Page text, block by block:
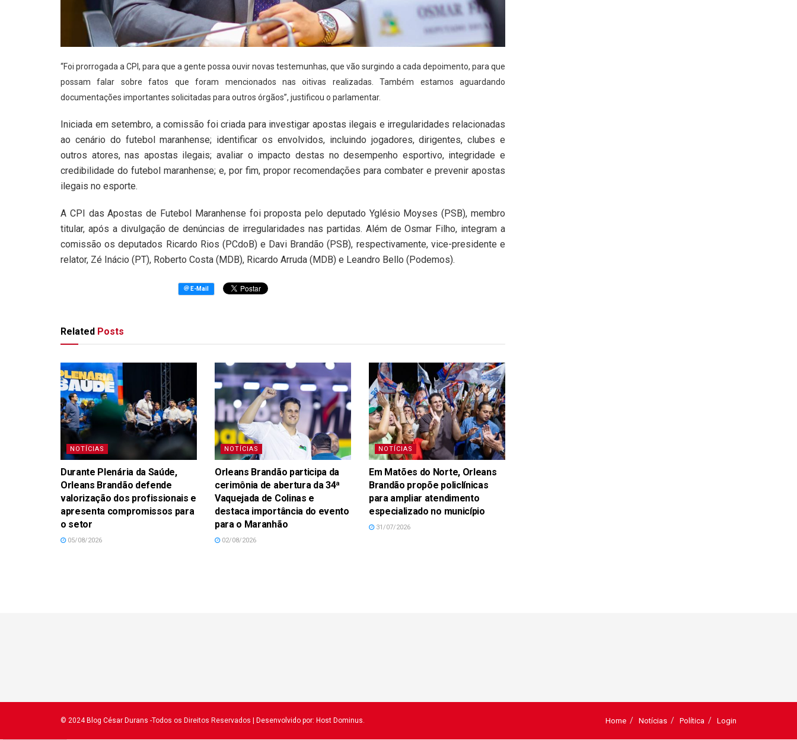
“Foi prorrogada a CPI, para que a gente possa ouvir novas testemunhas, que vão surgindo a cada depoimento, para que
possam falar sobre fatos que foram mencionados nas oitivas realizadas. Também estamos aguardando
documentações importantes solicitadas para outros órgãos”, justificou o parlamentar.
Iniciada em setembro, a comissão foi criada para investigar apostas ilegais e irregularidades relacionadas
ao cenário do futebol maranhense; identificar os envolvidos, incluindo jogadores, dirigentes, clubes e
outros atores, nas apostas ilegais; avaliar o impacto destas no desempenho esportivo, integridade e
credibilidade do futebol maranhense; e, por fim, propor recomendações para combater e prevenir apostas
ilegais no esporte.
A CPI das Apostas de Futebol Maranhense foi proposta pelo deputado Yglésio Moyses (PSB), membro
titular, após a divulgação de denúncias de irregularidades nas partidas. Além de Osmar Filho, integram a
comissão os deputados Ricardo Rios (PCdoB) e Davi Brandão (PSB), respectivamente, vice-presidente e
relator, Zé Inácio (PT), Roberto Costa (MDB), Ricardo Arruda (MDB) e Leandro Bello (Podemos).
Related Posts
NOTÍCIAS
Durante Plenária da Saúde,
Orleans Brandão defende
valorização dos profissionais e
apresenta compromissos para
o setor
05/08/2026
NOTÍCIAS
Orleans Brandão participa da
cerimônia de abertura da 34ª
Vaquejada de Colinas e
destaca importância do evento
para o Maranhão
02/08/2026
NOTÍCIAS
Em Matões do Norte, Orleans
Brandão propõe policlínicas
para ampliar atendimento
especializado no município
31/07/2026
Home Notícias Política Login
© 2024 Blog César Durans -Todos os Direitos Reservados | Desenvolvido por: Host Dominus.